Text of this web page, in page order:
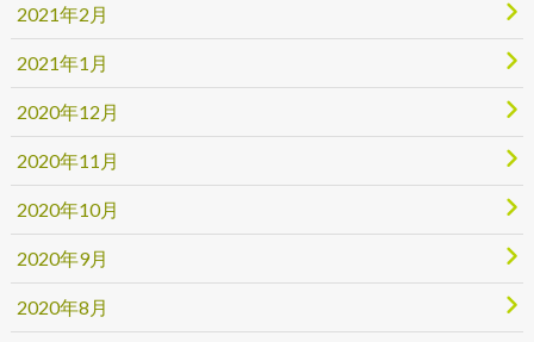
2021年2月
2021年1月
2020年12月
2020年11月
2020年10月
2020年9月
2020年8月